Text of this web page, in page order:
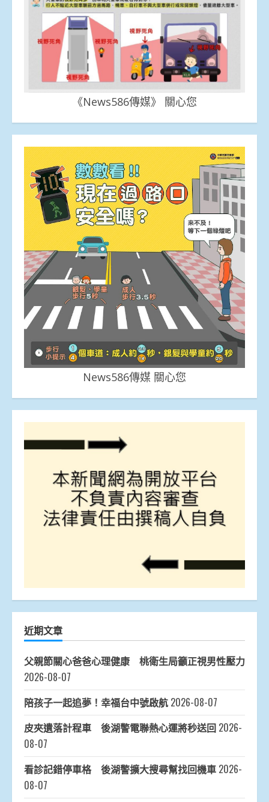
《News586傳媒》 關心您
News586傳媒 關心您
近期文章
父親節關心爸爸心理健康 桃衛生局籲正視男性壓力
2026-08-07
陪孩子一起追夢！幸福台中號啟航 2026-08-07
皮夾遺落計程車 後湖警電聯熱心運將秒送回 2026-
08-07
看診記錯停車格 後湖警擴大搜尋幫找回機車 2026-
08-07